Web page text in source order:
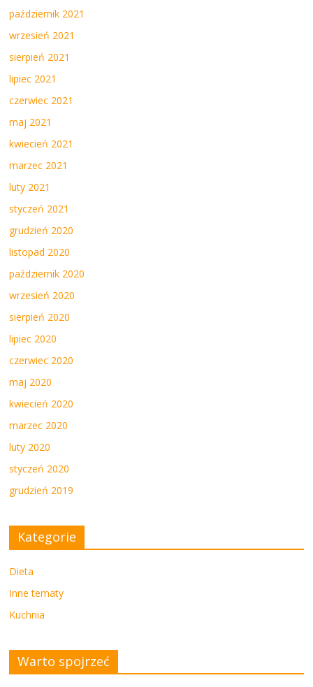
październik 2021
wrzesień 2021
sierpień 2021
lipiec 2021
czerwiec 2021
maj 2021
kwiecień 2021
marzec 2021
luty 2021
styczeń 2021
grudzień 2020
listopad 2020
październik 2020
wrzesień 2020
sierpień 2020
lipiec 2020
czerwiec 2020
maj 2020
kwiecień 2020
marzec 2020
luty 2020
styczeń 2020
grudzień 2019
Kategorie
Dieta
Inne tematy
Kuchnia
Warto spojrzeć